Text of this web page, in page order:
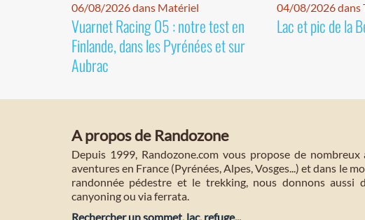
06/08/2026 dans Matériel
Vuarnet Racing 05 : notre test en
Finlande, dans les Pyrénées et sur
Aubrac
04/08/2026 dans
Lac et pic de la
A propos de Randozone
Depuis 1999, Randozone.com vous propose de
aventures en France (Pyrénées, Alpes, Vosges...) et dans le
randonnée pédestre et le trekking, nous donnons
canyoning ou via ferrata.
Rechercher un sommet, lac, refuge...